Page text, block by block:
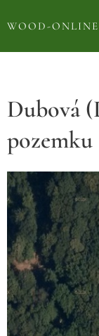
WOOD-
Dubová
pozemku